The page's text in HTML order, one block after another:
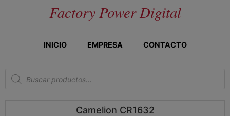
Factory Power Digital
INICIO EMPRESA CONTACTO
Camelion CR1632